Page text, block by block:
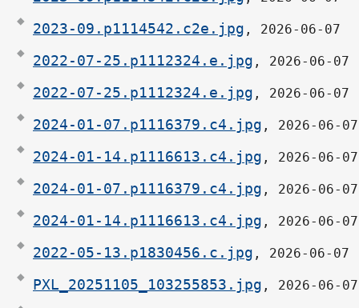
2023-09.p1114542.c2e.jpg , 2026-06-07
2022-07-25.p1112324.e.jpg , 2026-06-07
2022-07-25.p1112324.e.jpg , 2026-06-07
2024-01-07.p1116379.c4.jpg , 2026-06-07
2024-01-14.p1116613.c4.jpg , 2026-06-07
2024-01-07.p1116379.c4.jpg , 2026-06-07
2024-01-14.p1116613.c4.jpg , 2026-06-07
2022-05-13.p1830456.c.jpg , 2026-06-07
PXL_20251105_103255853.jpg , 2026-06-07